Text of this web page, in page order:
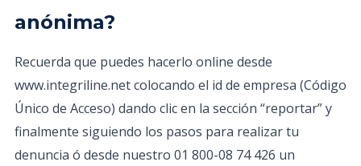
anónima?
Recuerda que puedes hacerlo online desde
www.integriline.net colocando el id de empresa (Código
Único de Acceso) dando clic en la sección “reportar” y
finalmente siguiendo los pasos para realizar tu
denuncia ó desde nuestro 01 800-08 74 426 un